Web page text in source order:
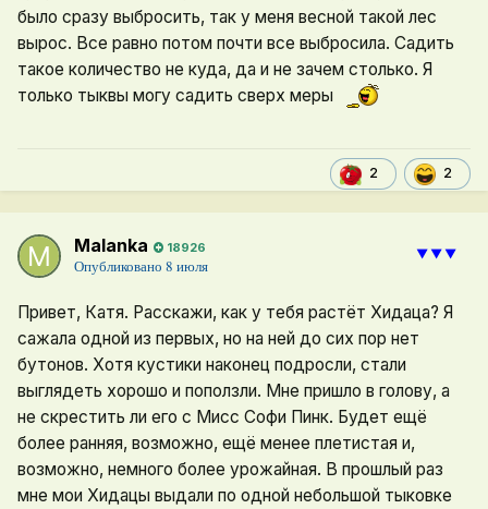
было сразу выбросить, так у меня весной такой лес
вырос. Все равно потом почти все выбросила. Садить
такое количество не куда, да и не зачем столько. Я
только тыквы могу садить сверх меры
2 2
Malanka 18926
Опубликовано 8 июля
⯆⯆⯆
Привет, Катя. Расскажи, как у тебя растёт Хидаца? Я
сажала одной из первых, но на ней до сих пор нет
бутонов. Хотя кустики наконец подросли, стали
выглядеть хорошо и поползли. Мне пришло в голову, а
не скрестить ли его с Мисс Софи Пинк. Будет ещё
более ранняя, возможно, ещё менее плетистая и,
возможно, немного более урожайная. В прошлый раз
мне мои Хидацы выдали по одной небольшой тыковке